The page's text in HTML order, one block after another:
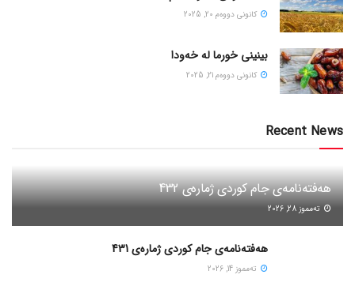
كانونی دووه‌م 20, 2025
بینینی خورما لە خەودا
كانونی دووه‌م 21, 2025
Recent News
هەفتەنامەی جام کوردی ژمارەی 432
ته‌مموز 28, 2026
هەفتەنامەی جام کوردی ژمارەی 431
ته‌مموز 14, 2026